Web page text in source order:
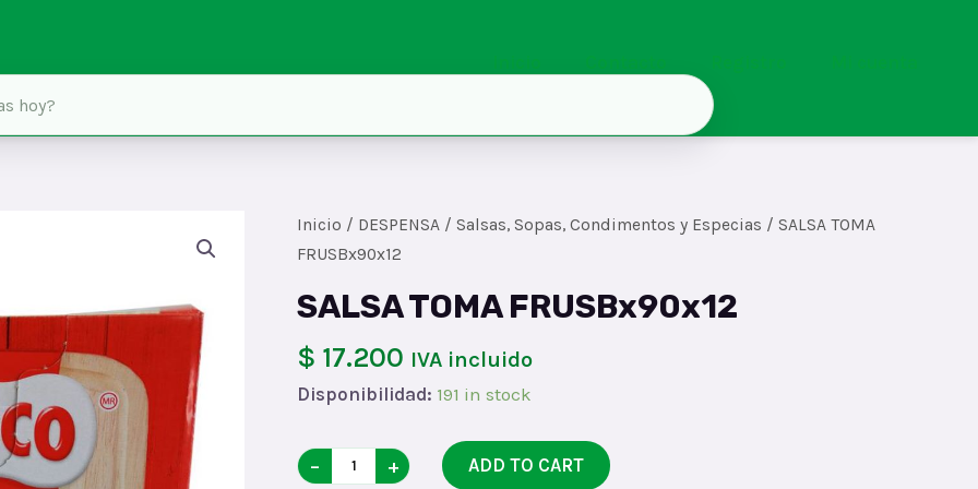
Inicio / DESPENSA / Salsas, Sopas, Condimentos y Especias / SALSA TOMA
FRUSBx90x12
SALSA TOMA FRUSBx90x12
$ 17.200 IVA incluido
Disponibilidad: 191 in stock
SALSA
− + ADD TO CART